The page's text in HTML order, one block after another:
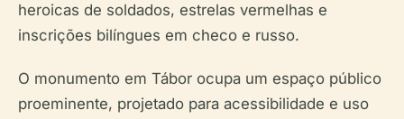
heroicas de soldados, estrelas vermelhas e
inscrições bilíngues em checo e russo.
O monumento em Tábor ocupa um espaço público
proeminente, projetado para acessibilidade e uso